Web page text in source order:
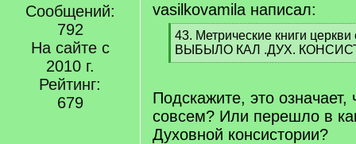
Сообщений:
792
На сайте с
2010 г.
Рейтинг:
679
vasilkovamila написал:
[
q
]
43. Метрические книги
ВЫБЫЛО КАЛ .ДУХ.
[
q
]
Подскажите, это
совсем? Или перешло в
Духовной консистории?